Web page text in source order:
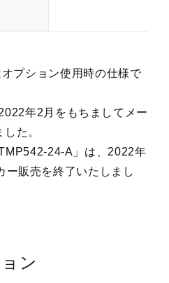
プション使用時の仕様で
年2月をもちましてメー
た。
24-A」は、2022年
ー販売を終了いたしまし
ン